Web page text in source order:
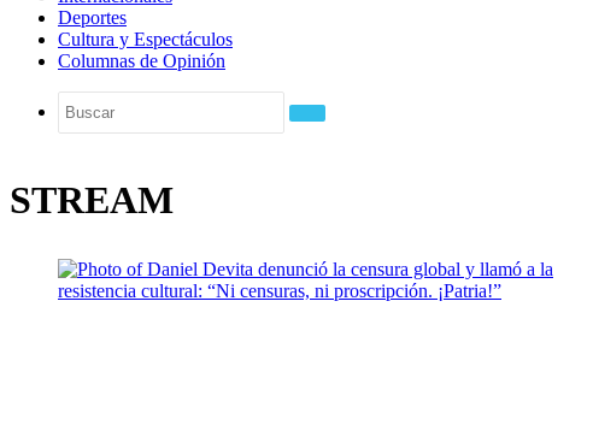
Deportes
Cultura y Espectáculos
Columnas de Opinión
Buscar
STREAM